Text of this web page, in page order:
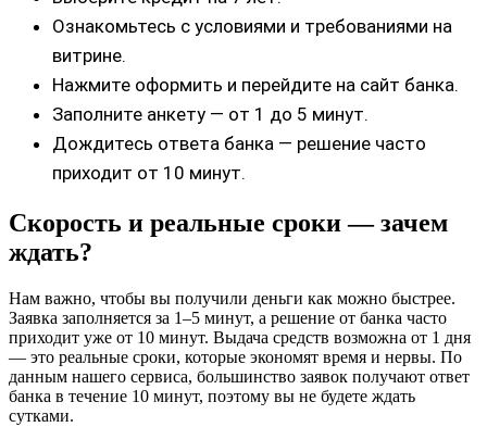
Ознакомьтесь с условиями и требованиями на
витрине.
Нажмите оформить и перейдите на сайт банка.
Заполните анкету — от 1 до 5 минут.
Дождитесь ответа банка — решение часто
приходит от 10 минут.
Скорость и реальные сроки — зачем
ждать?
Нам важно, чтобы вы получили деньги как можно быстрее.
Заявка заполняется за 1–5 минут, а решение от банка часто
приходит уже от 10 минут. Выдача средств возможна от 1 дня
— это реальные сроки, которые экономят время и нервы. По
данным нашего сервиса, большинство заявок получают ответ
банка в течение 10 минут, поэтому вы не будете ждать
сутками.